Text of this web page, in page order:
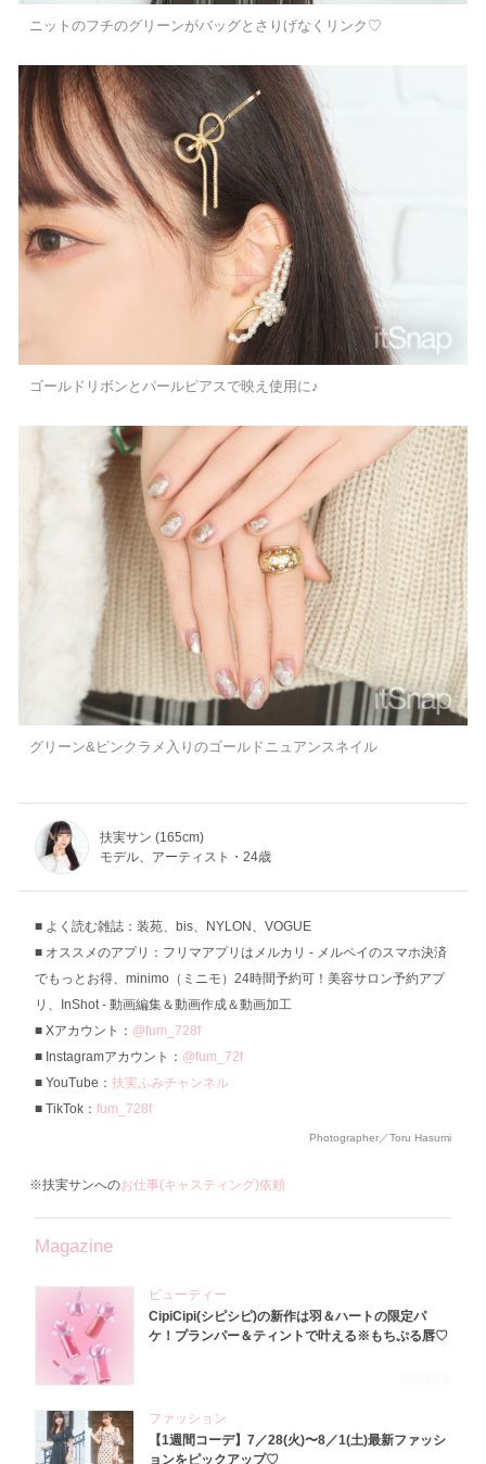
ニットのフチのグリーンがバッグとさりげなくリンク♡
ゴールドリボンとパールピアスで映え使用に♪
グリーン&ピンクラメ入りのゴールドニュアンスネイル
扶実サン (165cm)
モデル、アーティスト・24歳
よく読む雑誌：装苑、bis、NYLON、VOGUE
オススメのアプリ：フリマアプリはメルカリ - メルペイのスマホ決済
でもっとお得、minimo（ミニモ）24時間予約可！美容サロン予約アプ
リ、InShot - 動画編集＆動画作成＆動画加工
Xアカウント： @fum_728f
Instagramアカウント： @fum_72f
YouTube： 扶実ふみチャンネル
TikTok： fum_728f
Photographer／Toru Hasumi
※扶実サンへのお仕事(キャスティング)依頼
Magazine
ビューティー
CipiCipi(シピシピ)の新作は羽＆ハートの限定パ
ケ！プランパー＆ティントで叶える※もちぷる唇♡
ファッション
【1週間コーデ】7／28(火)〜8／1(土)最新ファッシ
ョンをピックアップ♡